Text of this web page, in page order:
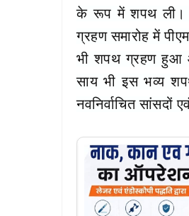
के रूप में शपथ ली।
ग्रहण समारोह में
भी शपथ ग्रहण हुआ
साय भी इस भव्य
नवनिर्वाचित सांसदों